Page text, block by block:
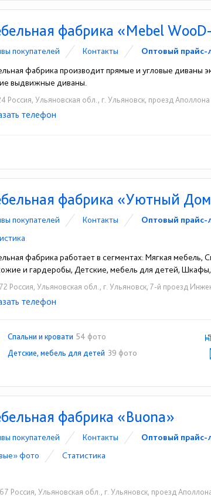
фабрика «Mebel
покупателей Контакты Оптовый прайс-
фабрика производит прямые и угловые диваны
выдвижные диваны.
Россия, Ульяновская обл., г. Ульяновск, проезд
(906) 140-08-08
телефон
фабрика «Уютный
покупателей Контакты Оптовый прайс-
фабрика работает в сегментах: Мягкая мебель,
и гардеробы, Детские, мебель для детей,
Россия, Ульяновская обл., г. Ульяновск, 7-й проезд
(927) 815-33-33
телефон
Спальни и кровати 54 фото
Детские, мебель для детей 39 фото
фабрика «Buona»
покупателей Контакты Оптовый прайс-
фото
Статистика
Россия, Ульяновская обл., г. Ульяновск, проезд